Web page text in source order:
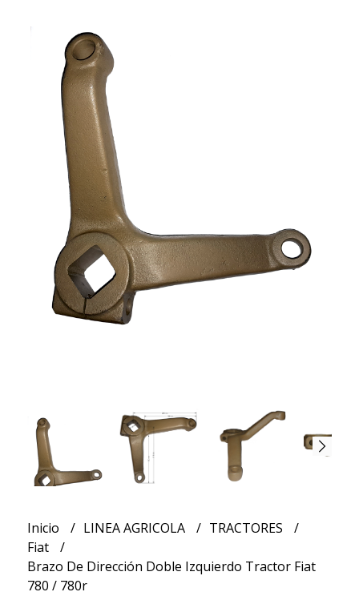
Inicio LINEA AGRICOLA
TRACTORES
Fiat
Brazo De Dirección Doble Izquierdo Tractor Fiat
780 / 780r